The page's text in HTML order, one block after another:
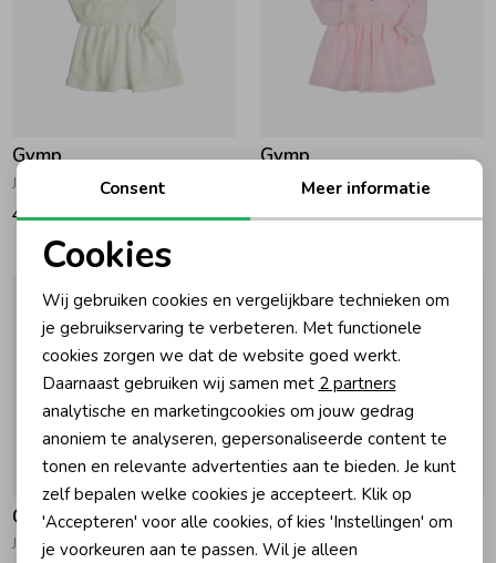
Gymp
Jurk Aerodoux Off White
49,95
Gymp
Jurk Aerodoux Light Pink
49,95
-30% korting
Gymp
Jurk Pepita VR-OR Old Rose - Orange
-30% korting
Gymp
Noodzakelijke cookies
Personalisatie cookies
Analytische cookies
Marketing cookies
Consent Meer informatie
Cookies
Wij gebruiken cookies en vergelijkbare technieken om
je gebruikservaring te verbeteren. Met functionele
cookies zorgen we dat de website goed werkt.
Daarnaast gebruiken wij samen met 2 partners
analytische en marketingcookies om jouw gedrag
anoniem te analyseren, gepersonaliseerde content te
tonen en relevante advertenties aan te bieden. Je kunt
zelf bepalen welke cookies je accepteert. Klik op
'Accepteren' voor alle cookies, of kies 'Instellingen' om
je voorkeuren aan te passen. Wil je alleen